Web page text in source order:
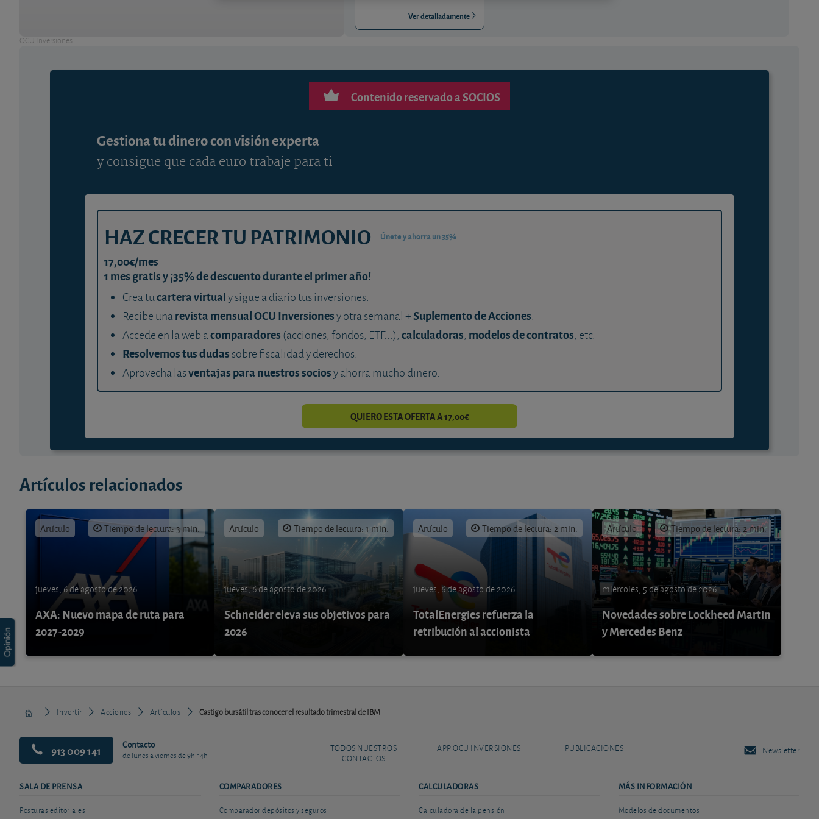
OCU Inversiones
Ver detalladamente
Contenido reservado a SOCIOS
Gestiona tu dinero con visión experta
y consigue que cada euro trabaje para ti
HAZ CRECER TU PATRIMONIO Únete y ahorra un 35%
17,00€/mes
1 mes gratis y ¡35% de descuento durante el primer año!
Crea tucartera virtualy sigue a diario tus inversiones.
Recibe unarevista mensual OCU Inversionesy otra semanal +Suplemento de Acciones.
Accede en la web acomparadores (acciones, fondos, ETF...), calculadoras, modelos de contratos, etc.
Resolvemos tus dudas sobre fiscalidad y derechos.
Aprovecha lasventajas para nuestros sociosy ahorra mucho dinero.
QUIERO ESTA OFERTA A 17,00€
Artículos relacionados
Artículo Tiempo de lectura: 3 min.
jueves, 6 de agosto de 2026
AXA: Nuevo mapa de ruta para
2027-2029
Artículo Tiempo de lectura: 1 min.
jueves, 6 de agosto de 2026
Schneider eleva sus objetivos para
2026
Artículo Tiempo de lectura: 2 min.
jueves, 6 de agosto de 2026
TotalEnergies refuerza la
retribución al accionista
Artículo Tiempo de lectura: 2 min.
miércoles, 5 de agosto de 2026
Novedades sobre Lockheed Martin
y Mercedes Benz
Invertir Acciones Artículos Castigo bursátil tras conocer el resultado trimestral de IBM
913 009 141 Contacto
de lunes a viernes de 9h-14h
TODOS NUESTROS
CONTACTOS
APP OCU INVERSIONES PUBLICACIONES Newsletter
SALA DE PRENSA
Posturas editoriales
COMPARADORES
Comparador depósitos y seguros
CALCULADORAS
Calculadora de la pensión
MÁS INFORMACIÓN
Modelos de documentos